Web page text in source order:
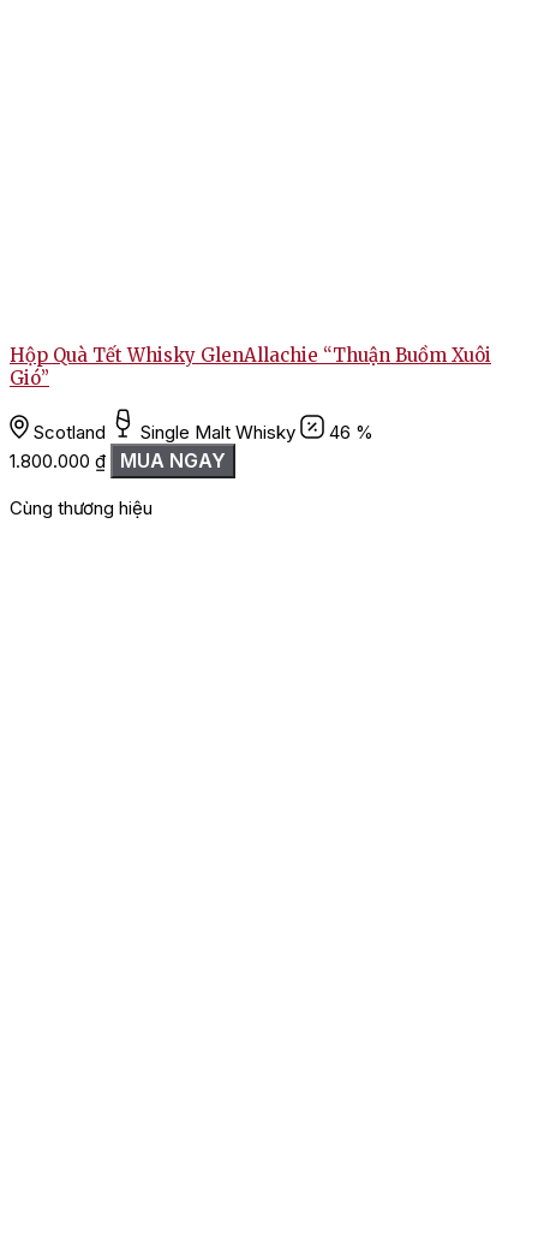
Hộp Quà Tết Whisky GlenAllachie “Thuận Buồm Xuôi
Gió”
Scotland Single Malt Whisky
46 %
1.800.000 ₫ MUA NGAY
Cùng thương hiệu